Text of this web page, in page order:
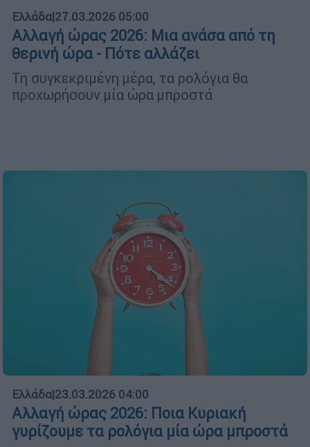
Ελλάδα|27.03.2026 05:00
Αλλαγή ώρας 2026: Μια ανάσα από τη
θερινή ώρα - Πότε αλλάζει
Τη συγκεκριμένη μέρα, τα ρολόγια θα
προχωρήσουν μία ώρα μπροστά
Ελλάδα|23.03.2026 04:00
Αλλαγή ώρας 2026: Ποια Κυριακή
γυρίζουμε τα ρολόγια μία ώρα μπροστά